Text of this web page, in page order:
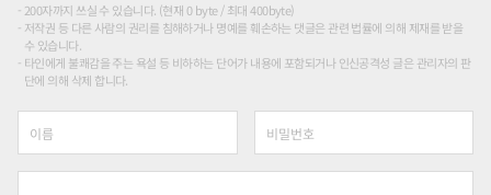
200자까지 쓰실 수 있습니다. (현재 0 byte / 최대 400byte)
저작권 등 다른 사람의 권리를 침해하거나 명예를 훼손하는 댓글은 관련 법률에 의해 제재를 받을
수 있습니다.
타인에게 불쾌감을 주는 욕설 등 비하하는 단어가 내용에 포함되거나 인신공격성 글은 관리자의 판
단에 의해 삭제 합니다.